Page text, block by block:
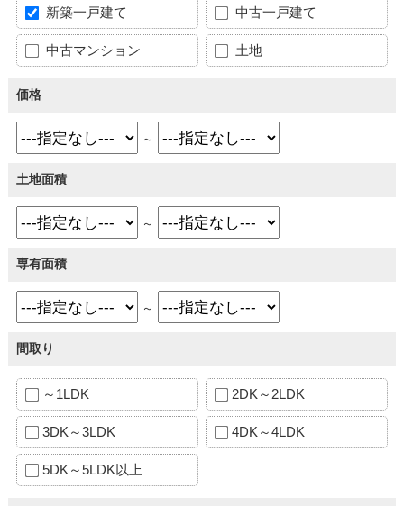
新築一戸建て 中古一戸建て
中古マンション 土地
価格
～
土地面積
～
専有面積
～
間取り
～1LDK 2DK～2LDK
3DK～3LDK 4DK～4LDK
5DK～5LDK以上